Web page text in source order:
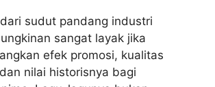
sudut pandang industri
sangat layak jika
efek promosi, kualitas
nilai historisnya bagi